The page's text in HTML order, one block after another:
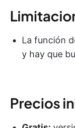
La función
y hay que
Precios